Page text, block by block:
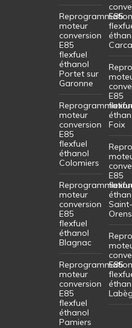
Reprogrammation
moteur
conversion
E85
flexfuel
éthanol
Portet sur
Garonne
Reprogrammation
moteur
conversion
E85
flexfuel
éthanol
Colomiers
Reprogrammation
moteur
conversion
E85
flexfuel
éthanol
Blagnac
Reprogrammation
moteur
conversion
E85
flexfuel
éthanol
Pamiers
E85
E85
Foix
E85
Saint-
Orens
E85